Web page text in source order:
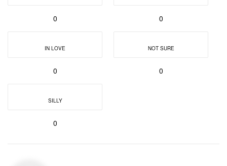
0 0
IN LOVE
0
NOT SURE
0
SILLY
0